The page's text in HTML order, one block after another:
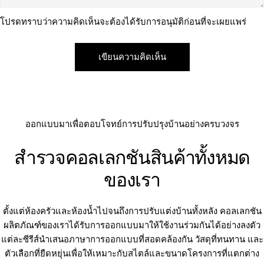
โปรดทราบว่าความคิดเห็นจะต้องได้รับการอนุมัติก่อนที่จะเผยแพร่
ออกแบบมาเพื่อตอบโจทย์การปรับปรุงบ้านอย่างครบวงจร
สำรวจคอลเลกชันสินค้าทั้งหมด
ของเรา
ตั้งแต่ห้องครัวและห้องน้ำไปจนถึงการปรับแต่งบ้านทั้งหลัง คอลเลกชัน
ผลิตภัณฑ์ของเราได้รับการออกแบบมาให้ใช้งานร่วมกันได้อย่างลงตัว
แต่ละซีรีส์นำเสนอภาษาการออกแบบที่สอดคล้องกัน วัสดุที่ทนทาน และ
ตัวเลือกที่ยืดหยุ่นเพื่อให้เหมาะกับสไตล์และขนาดโครงการที่แตกต่าง